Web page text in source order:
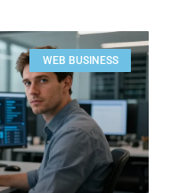
WEB BUSINESS